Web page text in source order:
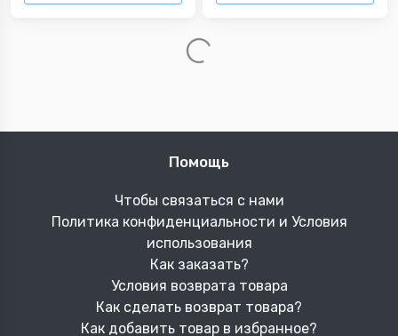
Karaca Home детский
54 отзыв(ов)
В корзину
Karaca Home детская
прост...
368.6
В корзину